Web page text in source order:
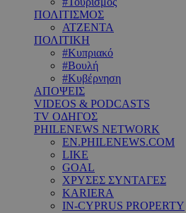
ΠΟΛΙΤΙΣΜΟΣ
ΑΤΖΕΝΤΑ
ΠΟΛΙΤΙΚΗ
#Κυπριακό
#Βουλή
#Κυβέρνηση
ΑΠΟΨΕΙΣ
VIDEOS & PODCASTS
TV ΟΔΗΓΟΣ
PHILENEWS NETWORK
EN.PHILENEWS.COM
LIKE
GOAL
ΧΡΥΣΕΣ ΣΥΝΤΑΓΕΣ
KARIERA
IN-CYPRUS PROPERTY